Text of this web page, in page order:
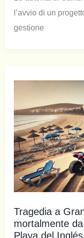
l’avvio di un
gestione
Tragedia a
mortalmente
Playa del Inglés